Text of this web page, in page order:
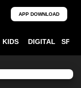
APP DOWNLOAD
KIDS DIGITAL